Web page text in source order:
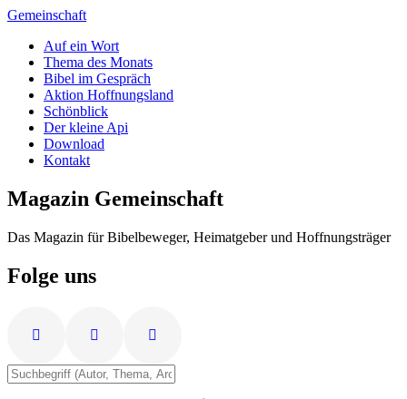
Zum
springen
Gemeinschaft
Auf ein Wort
Thema des Monats
Bibel im Gespräch
Aktion Hoffnungsland
Schönblick
Der kleine Api
Download
Kontakt
Magazin Gemeinschaft
Das Magazin für Bibelbeweger, Heimatgeber und Hoffnungsträger
Folge uns